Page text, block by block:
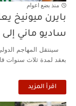
منذ بضع اعوام
بايرن ميونيخ
ساديو ماني
سينتقل المهاجم
بعقد لمدة ثلاث سنوات
اقرأ المزيد